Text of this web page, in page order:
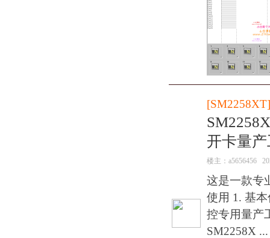
[SM2258XT]
开卡量
楼主： a5656456
这是一款专
使用 1. 基
控专用量产
SM2258X ...